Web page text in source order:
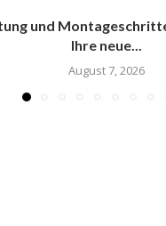
und
Ihre neue...
August 7, 2026